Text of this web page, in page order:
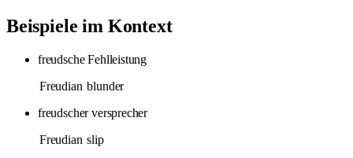
Beispiele im Kontext
freudsche Fehlleistung
Freudian blunder
freudscher versprecher
Freudian slip